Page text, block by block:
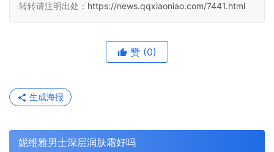
转转请注明出处： https://news.qqxiaoniao.com/7441.html
赞 (0)
生成海报
妮维雅男士深层润肤霜好吗